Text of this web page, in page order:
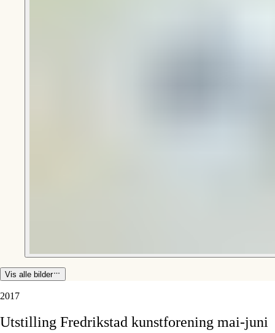
Vis alle bilder
2017
Utstilling Fredrikstad kunstforening mai-juni